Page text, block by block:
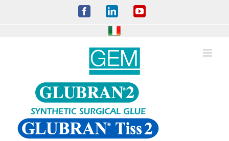
FacebookLinkedInYouTube